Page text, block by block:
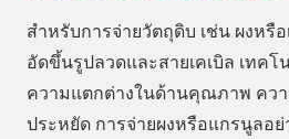
สำหรับการจ่ายวัตถุดิบ เช่น ผงหรื
อัดขึ้นรูปลวดและสายเคเบิล เทคโ
ความแตกต่างในด้านคุณภาพ คว
ประหยัด การจ่ายผงหรือแกรนูลอย่